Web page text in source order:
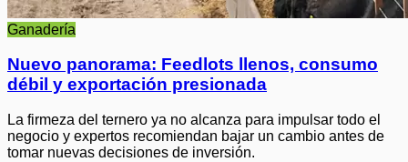
Ganadería
Nuevo panorama: Feedlots llenos, consumo
débil y exportación presionada
La firmeza del ternero ya no alcanza para impulsar todo el
negocio y expertos recomiendan bajar un cambio antes de
tomar nuevas decisiones de inversión.